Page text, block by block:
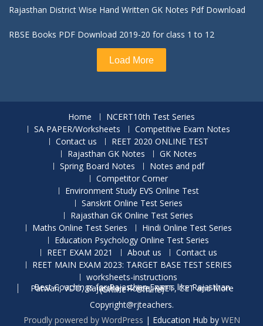
Rajasthan District Wise Hand Written GK Notes Pdf Download
RBSE Books PDF Download 2019-20 for class 1 to 12
Load More
Home
NCERT10th Test Series
SA PAPER/Worksheets
Competitive Exam Notes
Contact us
REET 2020 ONLINE TEST
Rajasthan GK Notes
GK Notes
Spring Board Notes
Notes and pdf
Competitor Corner
Environment Study EVS Online Test
Sanskrit Online Test Series
Rajasthan GK Online Test Series
Maths Online Test Series
Hindi Online Test Series
Education Psychology Online Test Series
REET EXAM 2021
About us
Contact us
REET MAIN EXAM 2023: TARGET BASE TEST SERIES
worksheets-instructions
Best Coachings for Rajasthan Exams like Rajasthan Patwari, VDO, Rajasthan Police, REET, CET and More (Online + Offline)
Copyright@rjteachers.
Proudly powered by WordPress | Education Hub by WEN